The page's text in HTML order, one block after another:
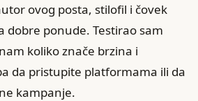
ovog posta, stilofil i čovek
dobre ponude. Testirao sam
koliko znače brzina i
da pristupite platformama ili da
kampanje.